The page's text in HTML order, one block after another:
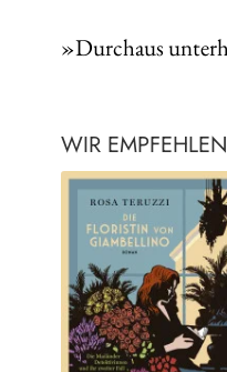
»Durchaus
WIR EMPFEHLEN